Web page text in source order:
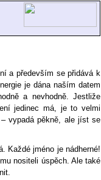
a především se přidává k
je dána naším datem
a nevhodně. Jestliže
jedinec má, je to velmi
vypadá pěkně, ale jíst se
Každé jméno je nádherné!
nositeli úspěch. Ale také